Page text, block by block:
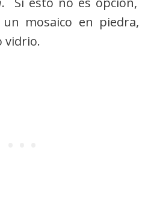
un mosaico en piedra,
vidrio.